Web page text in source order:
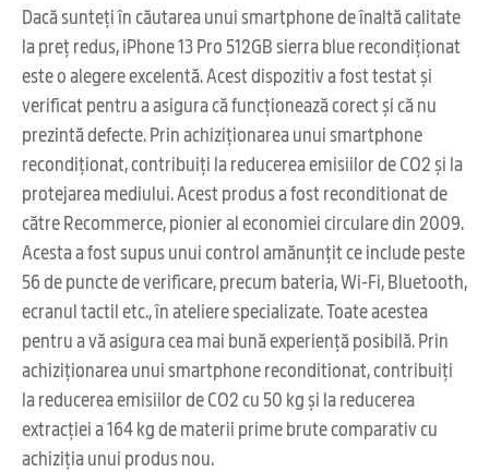
Dacă sunteți în căutarea unui smartphone de înaltă calitate
la preț redus, iPhone 13 Pro 512GB sierra blue recondiționat
este o alegere excelentă. Acest dispozitiv a fost testat și
verificat pentru a asigura că funcționează corect și că nu
prezintă defecte. Prin achiziționarea unui smartphone
recondiționat, contribuiți la reducerea emisiilor de CO2 și la
protejarea mediului. Acest produs a fost reconditionat de
către Recommerce, pionier al economiei circulare din 2009.
Acesta a fost supus unui control amănunțit ce include peste
56 de puncte de verificare, precum bateria, Wi-Fi, Bluetooth,
ecranul tactil etc., în ateliere specializate. Toate acestea
pentru a vă asigura cea mai bună experiență posibilă. Prin
achiziționarea unui smartphone reconditionat, contribuiți
la reducerea emisiilor de CO2 cu 50 kg și la reducerea
extracției a 164 kg de materii prime brute comparativ cu
achiziția unui produs nou.